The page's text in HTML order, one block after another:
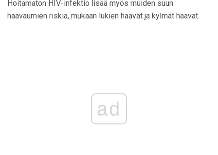
Hoitamaton HIV-infektio lisää myös muiden suun
haavaumien riskiä, ​​mukaan lukien haavat ja kylmät haavat.
ad